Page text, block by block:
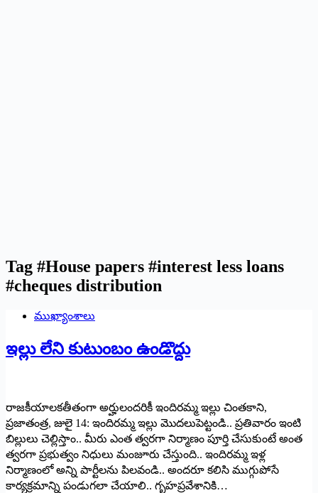
Tag #House papers #interest less loans
#cheques distribution
ముఖ్యాంశాలు
ఇల్లు లేని కుటుంబం ఉండొద్దు
రాజకీయాలకతీతంగా అర్హులందరికీ ఇందిరమ్మ ఇల్లు చింతకాని,
ప్రజాతంత్ర, జులై 14: ఇందిరమ్మ ఇల్లు మొదలుపెట్టండి.. ప్రతివారం ఇంటి
బిల్లులు చెల్లిస్తాం.. మీరు ఎంత త్వరగా నిర్మాణం పూర్తి చేసుకుంటే అంత
త్వరగా ప్రభుత్వం నిధులు మంజూరు చేస్తుంది.. ఇందిరమ్మ ఇళ్ల
నిర్మాణంలో అన్ని పార్టీలను పిలవండి.. అందరూ కలిసి ముగ్గుపోసే
కార్యక్రమాన్ని పండుగలా చేయాలి.. గృహప్రవేశానికి…